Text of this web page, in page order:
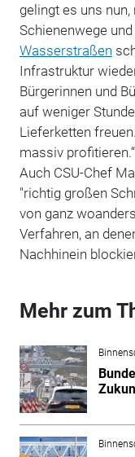
gelingt es uns
Schienenwege und
Wasserstraßen
Infrastruktur
Bürgerinnen und
auf weniger
Lieferketten
massiv profitieren.“
Auch CSU-Chef
"richtig großen
von ganz
Verfahren, an
Nachhinein
Mehr zum